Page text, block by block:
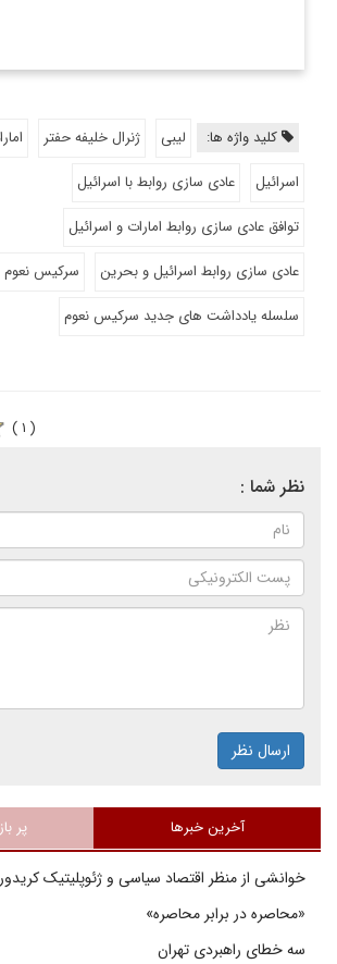
کلید واژه ها: لیبی ژنرال خلیفه حفتر
اسرائیل
عادی سازی روابط با اسرائیل
توافق عادی سازی روابط امارات و اسرائیل
عادی سازی روابط اسرائیل و بحرین
سرکیس نعوم
سلسله یادداشت های جدید سرکیس نعوم
( ۱ )
نظر شما :
ارسال نظر
آخرین خبرها پر
خوانشی از منظر اقتصاد سیاسی و ژئوپلیتیک
«محاصره در برابر محاصره»
سه خطای راهبردی تهران